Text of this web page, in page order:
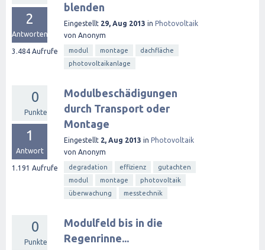
2
Antworten
3.484 Aufrufe
blenden
Eingestellt 29, Aug 2013 in Photovoltaik
von Anonym
modul montage
dachfläche
photovoltaikanlage
0
Punkte
1
Antwort
1.191 Aufrufe
Modulbeschädigungen
durch Transport oder
Montage
Eingestellt 2, Aug 2013 in Photovoltaik
von Anonym
degradation effizienz
gutachten
modul
montage
photovoltaik
überwachung
messtechnik
0
Punkte
Modulfeld bis in die
Regenrinne...